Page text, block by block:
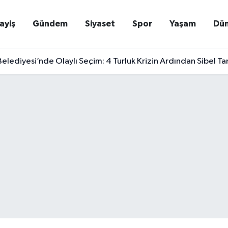
Gündem Siyaset Spor Yaşam
Olaylı Seçim: 4 Turluk Krizin Ardından Sibel